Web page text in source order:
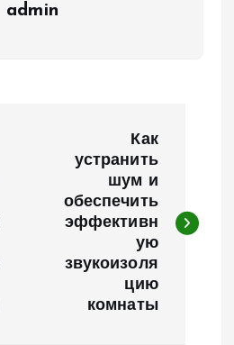
admin
Как
устранить
шум и
обеспечить
эффективн
ую
звукоизоля
цию
комнаты